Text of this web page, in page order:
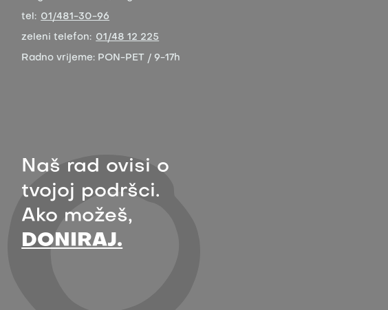
tel: 01/481-30-96
zeleni telefon: 01/48 12 225
Radno vrijeme: PON-PET / 9-17h
Naš rad ovisi o
tvojoj podršci.
Ako možeš,
DONIRAJ.